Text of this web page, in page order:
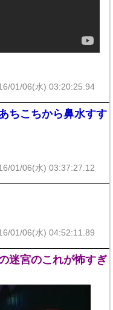
01/06(水) 03:20:25.94
ちこちから鼻水すす
01/06(水) 03:37:27.12
01/06(水) 04:52:11.89
迷宮のこれが怖すぎ